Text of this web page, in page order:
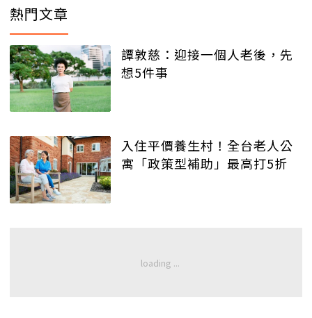
熱門文章
譚敦慈：迎接一個人老後，先
想5件事
入住平價養生村！全台老人公
寓「政策型補助」最高打5折